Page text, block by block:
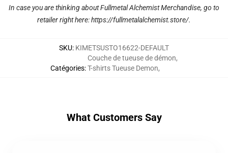
In case you are thinking about Fullmetal Alchemist Merchandise, go to
retailer right here:https://fullmetalalchemist.store/.
SKU: KIMETSUSTO16622-DEFAULT
Catégories:
Couche de tueuse de démon,
T-shirts Tueuse Demon,
What Customers Say